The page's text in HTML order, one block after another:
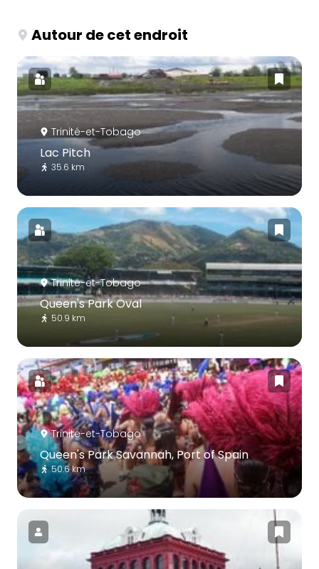
Autour de cet endroit
Trinité-et-Tobago
Lac Pitch
35.6 km
Trinité-et-Tobago
Queen's Park Oval
50.9 km
Trinité-et-Tobago
Queen's Park Savannah, Port of Spain
50.6 km